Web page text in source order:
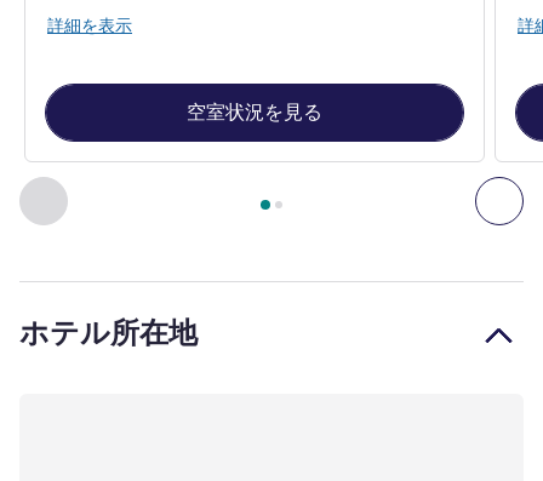
前に戻る - 客室 次
2ページ中 , 客室 1 : Room with 1 double bed
詳細を表示
空室状況を見る
詳
ホテル所在地